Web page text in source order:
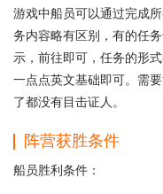
游戏中船员可以通过完成
务内容略有区别，有的任
示，前往即可，任务的形
一点点英文基础即可。需
了都没有目击证人。
阵营获胜条件
船员胜利条件：